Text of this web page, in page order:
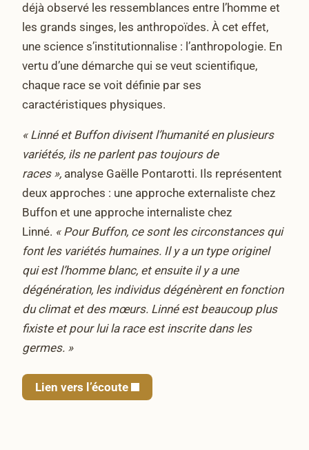
déjà observé les ressemblances entre l’homme et
les grands singes, les anthropoïdes. À cet effet,
une science s’institutionnalise : l’anthropologie. En
vertu d’une démarche qui se veut scientifique,
chaque race se voit définie par ses
caractéristiques physiques.
« Linné et Buffon divisent l’humanité en plusieurs
variétés, ils ne parlent pas toujours de
races », analyse Gaëlle Pontarotti. Ils représentent
deux approches : une approche externaliste chez
Buffon et une approche internaliste chez
Linné. « Pour Buffon, ce sont les circonstances qui
font les variétés humaines. Il y a un type originel
qui est l’homme blanc, et ensuite il y a une
dégénération, les individus dégénèrent en fonction
du climat et des mœurs. Linné est beaucoup plus
fixiste et pour lui la race est inscrite dans les
germes. »
Lien vers l’écoute